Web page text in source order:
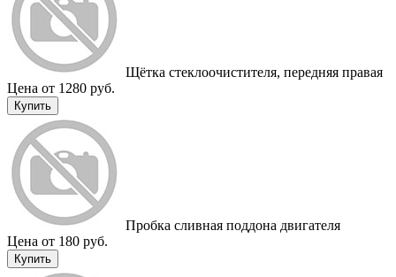
Щётка стеклоочистителя, передняя правая
Цена от 1280 руб.
Купить
Пробка сливная поддона двигателя
Цена от 180 руб.
Купить